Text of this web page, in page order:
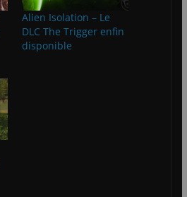
Alien Isolation – Le
DLC The Trigger enfin
disponible